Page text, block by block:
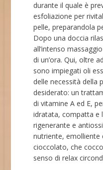
durante il quale è
esfoliazione per
pelle, preparandola
Dopo una doccia
all’intenso
di un’ora. Qui, oltre
sono impiegati oli
delle necessità della
desiderato: un
di vitamine A ed E,
idratata, compatta e
rigenerante e
nutriente, emolliente
cioccolato, che
senso di relax